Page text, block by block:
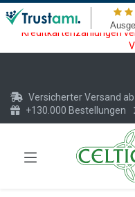
Wartungsarbeiten am
Zeit vom 20.07. -
Kreditkartenzahlungen
Versicherter Versand ab
+130.000 Bestellungen